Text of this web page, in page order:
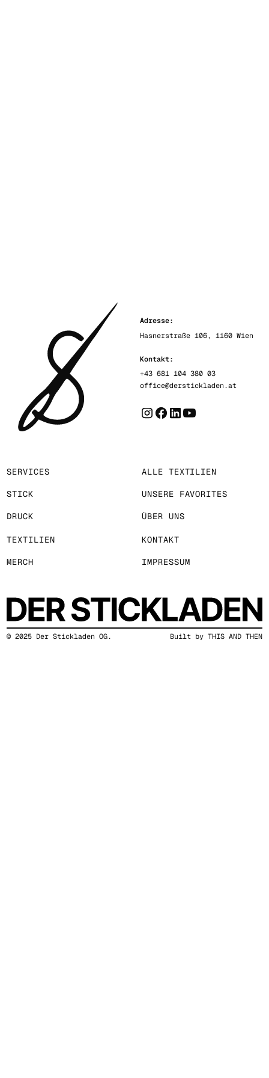
Adresse:
Hasnerstraße 106, 1160 Wien
Kontakt:
+43 681 104 380 03
office@derstickladen.at
SERVICES
STICK
DRUCK
TEXTILIEN
MERCH
ALLE TEXTILIEN
UNSERE FAVORITES
ÜBER UNS
KONTAKT
IMPRESSUM
© 2025 Der Stickladen OG. Built by THIS AND THEN